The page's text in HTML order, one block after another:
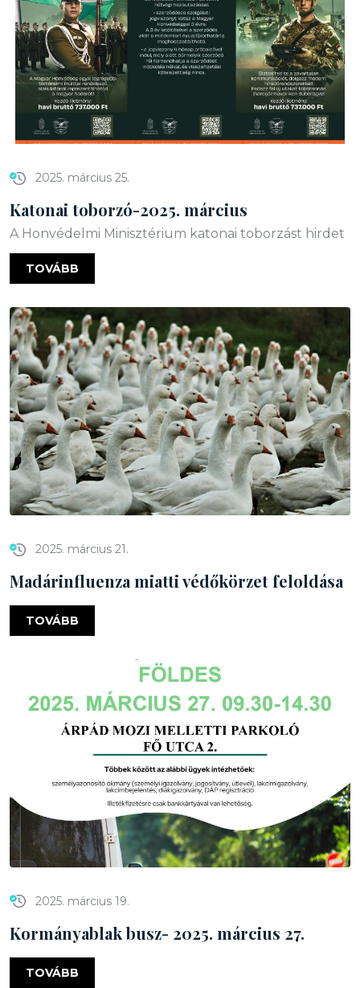
2025. március 25.
Katonai toborzó-2025. március
A Honvédelmi Minisztérium katonai toborzást hirdet
TOVÁBB
2025. március 21.
Madárinfluenza miatti védőkörzet feloldása
TOVÁBB
2025. március 19.
Kormányablak busz- 2025. március 27.
TOVÁBB